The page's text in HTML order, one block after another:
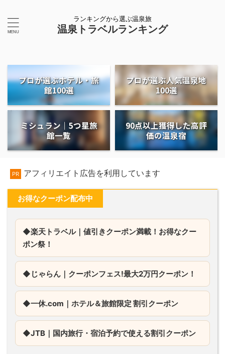
ランキングから選ぶ温泉旅
温泉トラベルランキング
プロが選ぶホテル・旅
館100選
プロが選ぶ人気温泉地
100選
ミシュラン｜5つ星旅
館一覧
90点以上獲得した高評
価の温泉宿
PR アフィリエイト広告を利用しています
お得なクーポン配布中
◆楽天トラベル｜値引きクーポン満載！お得なクー
ポン祭！
◆じゃらん｜ クーポンフェス!最大2万円クーポン！
◆一休.com｜ ホテル＆旅館限定 割引クーポン
◆JTB｜ 国内旅行・宿泊予約で使える割引クーポン